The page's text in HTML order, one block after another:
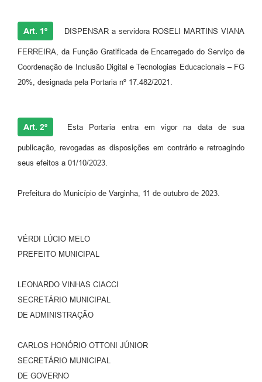
Art. 1º DISPENSAR a servidora ROSELI MARTINS VIANA
FERREIRA, da Função Gratificada de Encarregado do Serviço de
Coordenação de Inclusão Digital e Tecnologias Educacionais – FG
20%, designada pela Portaria nº 17.482/2021.
Art. 2º Esta Portaria entra em vigor na data de sua
publicação, revogadas as disposições em contrário e retroagindo
seus efeitos a 01/10/2023.
Prefeitura do Município de Varginha, 11 de outubro de 2023.
VÉRDI LÚCIO MELO
PREFEITO MUNICIPAL
LEONARDO VINHAS CIACCI
SECRETÁRIO MUNICIPAL
DE ADMINISTRAÇÃO
CARLOS HONÓRIO OTTONI JÚNIOR
SECRETÁRIO MUNICIPAL
DE GOVERNO